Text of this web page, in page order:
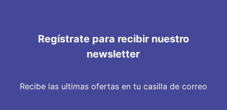
Regístrate para recibir nuestro
newsletter
Recibe las ultimas ofertas en tu casilla de correo